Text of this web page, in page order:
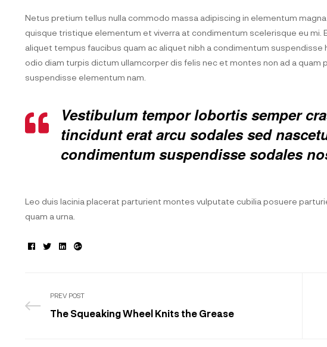
Netus pretium tellus nulla commodo massa adipiscing in elementum
quisque tristique elementum et viverra at condimentum scelerisque eu mi.
aliquet tempus faucibus quam ac aliquet nibh a condimentum
odio diam turpis dictum ullamcorper dis felis nec et montes non ad a
suspendisse elementum nam.
Vestibulum tempor lobortis semper
tincidunt erat arcu sodales sed
condimentum suspendisse sodales
Leo duis lacinia placerat parturient montes vulputate cubilia posuere
quam a urna.
Facebook
TwitterLinkedin
Google+
PREV POST
The Squeaking Wheel Knits the Grease